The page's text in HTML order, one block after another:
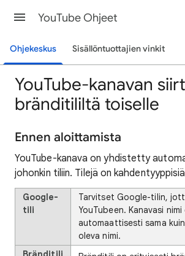
YouTube Ohjeet
Ohjekeskus Sisällöntuottajien vinkit
YouTube-kanavan
bränditililtä toiselle
Ennen aloittamista
YouTube-kanava on yhdistetty
johonkin tiliin. Tilejä on
Google-
tili
Tarvitset Google-tilin,
YouTubeen. Kanavasi nimi
automaattisesti sama
oleva nimi.